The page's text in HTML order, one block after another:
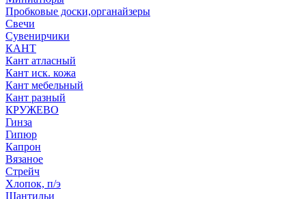
Пробковые доски,органайзеры
Свечи
Сувенирчики
КАНТ
Кант атласный
Кант иск. кожа
Кант мебельный
Кант разный
КРУЖЕВО
Гинза
Гипюр
Капрон
Вязаное
Стрейч
Хлопок, п/э
Шантильи